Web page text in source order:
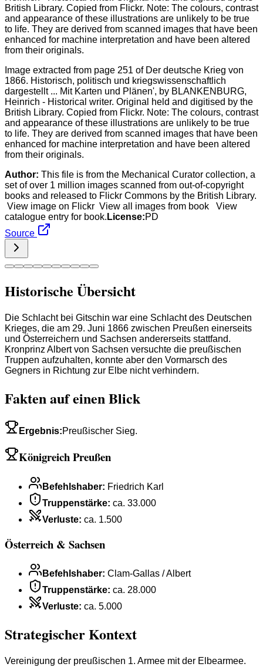
Image extracted from page 251 of Der deutsche Krieg von
1866. Historisch, politisch und kriegswissenschaftlich
dargestellt ... Mit Karten und Plänen', by BLANKENBURG,
Heinrich - Historical writer. Original held and digitised by the
British Library. Copied from Flickr. Note: The colours, contrast
and appearance of these illustrations are unlikely to be true
to life. They are derived from scanned images that have been
enhanced for machine interpretation and have been altered
from their originals.
Author: This file is from the Mechanical Curator collection, a
set of over 1 million images scanned from out-of-copyright
books and released to Flickr Commons by the British Library.
View image on Flickr View all images from book View
catalogue entry for book. License:PD
Source
Historische Übersicht
Die Schlacht bei Gitschin war eine Schlacht des Deutschen
Krieges, die am 29. Juni 1866 zwischen Preußen einerseits
und Österreichern und Sachsen andererseits stattfand.
Kronprinz Albert von Sachsen versuchte die preußischen
Truppen aufzuhalten, konnte aber den Vormarsch des
Gegners in Richtung zur Elbe nicht verhindern.
Fakten auf einen Blick
Ergebnis:Preußischer Sieg.
Königreich Preußen
Befehlshaber: Friedrich Karl
Truppenstärke: ca. 33.000
Verluste: ca. 1.500
Österreich & Sachsen
Befehlshaber: Clam-Gallas / Albert
Truppenstärke: ca. 28.000
Verluste: ca. 5.000
Strategischer Kontext
Vereinigung der preußischen 1. Armee mit der Elbearmee.